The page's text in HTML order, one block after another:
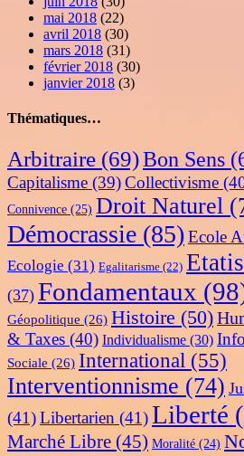
mai 2018 (22)
avril 2018 (30)
mars 2018 (31)
février 2018 (30)
janvier 2018 (3)
Thématiques…
Arbitraire (69)Bon Sens
Capitalisme (39)Collectivisme
Connivence (25) Droit Naturel
Démocrassie (85) Ecole
Ecologie (31) Egalitarisme (22)
(37) Fondamentaux
Géopolitique (26) Histoire (50)
& Taxes (40) Individualisme (30)
Sociale (26) International (55)
Interventionnisme (74)
(41)Libertarien (41)Liberté
Marché Libre (45) Moralité (24)